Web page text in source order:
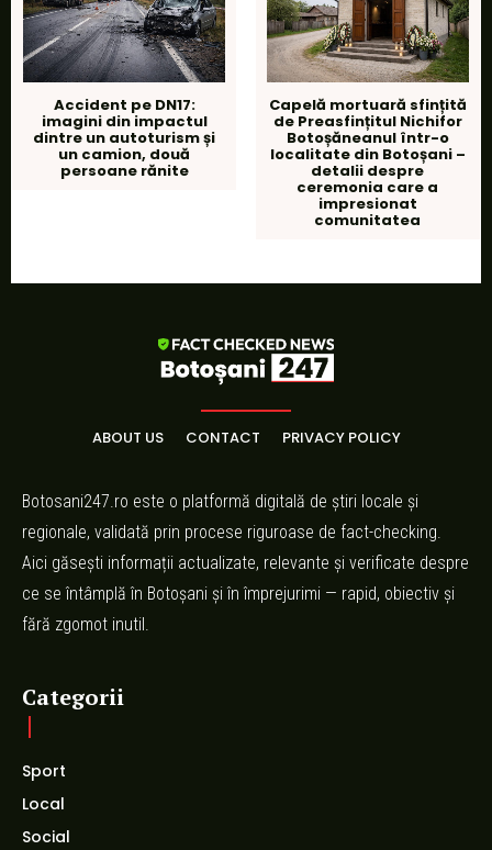
Accident pe DN17:
imagini din impactul
dintre un autoturism și
un camion, două
persoane rănite
Capelă mortuară sfințită
de Preasfințitul Nichifor
Botoșăneanul într-o
localitate din Botoșani –
detalii despre
ceremonia care a
impresionat
comunitatea
ABOUT US CONTACT PRIVACY POLICY
Botosani247.ro este o platformă digitală de știri locale și
regionale, validată prin procese riguroase de fact-checking.
Aici găsești informații actualizate, relevante și verificate despre
ce se întâmplă în Botoșani și în împrejurimi — rapid, obiectiv și
fără zgomot inutil.
Categorii
Sport
Local
Social